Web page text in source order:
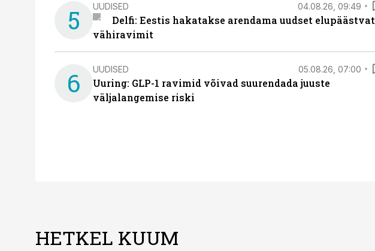
5 UUDISED 04.08.26, 09:49
Delfi: Eestis hakatakse arendama uudset elupäästvat
vähiravimit
6 UUDISED 05.08.26, 07:00
Uuring: GLP-1 ravimid võivad suurendada juuste
väljalangemise riski
HETKEL KUUM